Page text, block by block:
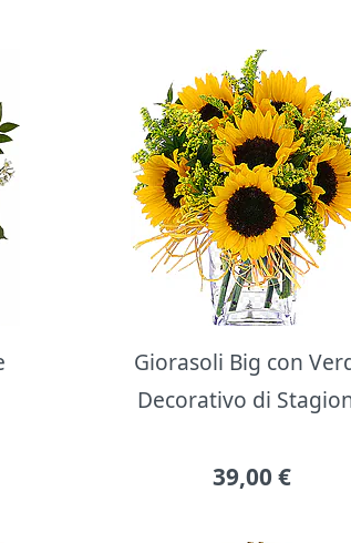
Giorasoli Big con
Decorativo di
39,00 €